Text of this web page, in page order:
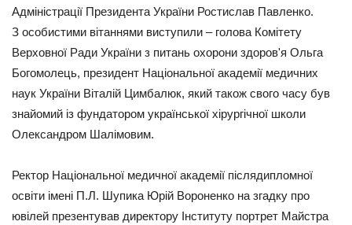
Адміністрації Президента України Ростислав Павленко.
З особистими вітаннями виступили – голова Комітету
Верховної Ради України з питань охорони здоров'я Ольга
Богомолець, президент Національної академії медичних
наук України Віталій Цимбалюк, який також свого часу був
знайомий із фундатором української хірургічної школи
Олександром Шалімовим.
Ректор Національної медичної академії післядипломної
освіти імені П.Л. Шупика Юрій Вороненко на згадку про
ювілей презентував директору Інституту портрет Майстра